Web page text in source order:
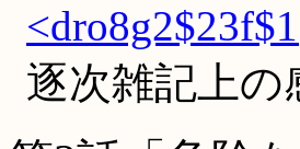
逐次雑記上の